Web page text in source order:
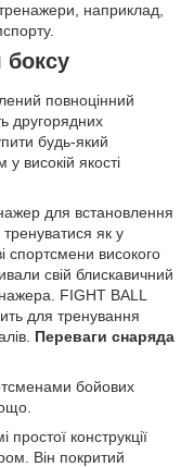
тренажери, наприклад,
боксу
повноцінний
другорядних
будь-який
високій якості
для встановлення
як у
спортсмени високого
свій блискавичний
FIGHT BALL
для тренування
Переваги снаряда
бойових
конструкції
Він покритий